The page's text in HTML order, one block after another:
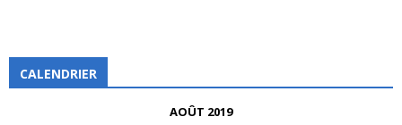
CALENDRIER
AOÛT 2019